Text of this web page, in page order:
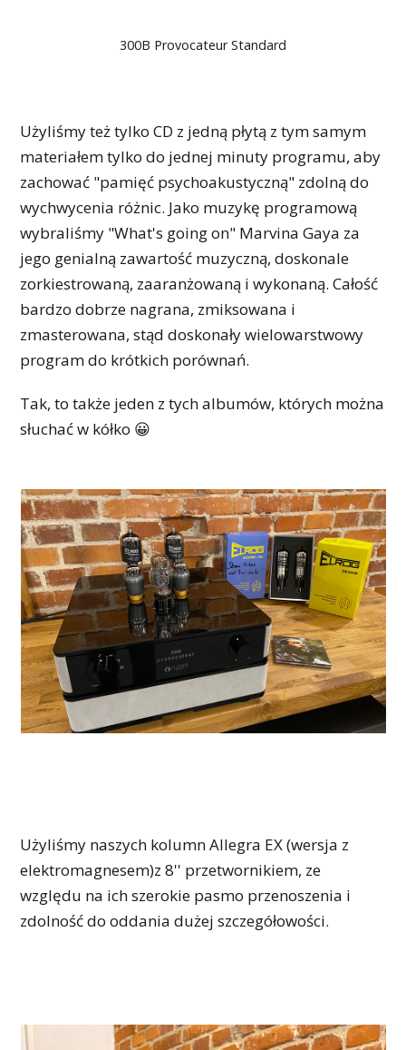
300B Provocateur Standard
Użyliśmy też tylko CD z jedną płytą z tym samym
materiałem tylko do jednej minuty programu, aby
zachować "pamięć psychoakustyczną" zdolną do
wychwycenia różnic. Jako muzykę programową
wybraliśmy "What's going on" Marvina Gaya za
jego genialną zawartość muzyczną, doskonale
zorkiestrowaną, zaaranżowaną i wykonaną. Całość
bardzo dobrze nagrana, zmiksowana i
zmasterowana, stąd doskonały wielowarstwowy
program do krótkich porównań.
Tak, to także jeden z tych albumów, których można
słuchać w kółko 😀
Użyliśmy naszych kolumn Allegra EX (wersja z
elektromagnesem)z 8'' przetwornikiem, ze
względu na ich szerokie pasmo przenoszenia i
zdolność do oddania dużej szczegółowości.